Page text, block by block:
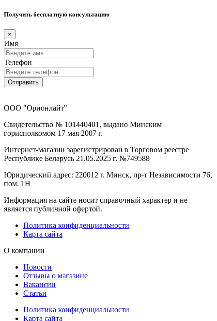
Получить бесплатную консультацию
×
Имя
Телефон
Отправить
ООО "Орионлайт"
Свидетельство № 101440401, выдано Минским
горисполкомом 17 мая 2007 г.
Интернет-магазин зарегистрирован в Торговом реестре
Республике Беларусь 21.05.2025 г. №749588
Юридический адрес: 220012 г. Минск, пр-т Независимости 76,
пом. 1Н
Информация на сайте носит справочный характер и не
является публичной офертой.
Политика конфиденциальности
Карта сайта
О компании
Новости
Отзывы о магазине
Вакансии
Статьи
Политика конфиденциальности
Карта сайта